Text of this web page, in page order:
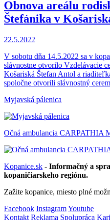
Obnova areálu
Štefánika v
22.5.2022
V sobotu dňa 14.5.2022 sa v
slávnostne otvorilo Vzdelávacie
Košariská Štefan Antol a
spoločne otvorili slávnostný
Myjavská pálenica
Očná ambulancia CARPATHIA
Kopanice.sk - Informačný a
kopaničiarskeho regiónu.
Zažite kopanice, miesto plné
Facebook InstagramYoutube
Kontakt Reklama Spolupráca